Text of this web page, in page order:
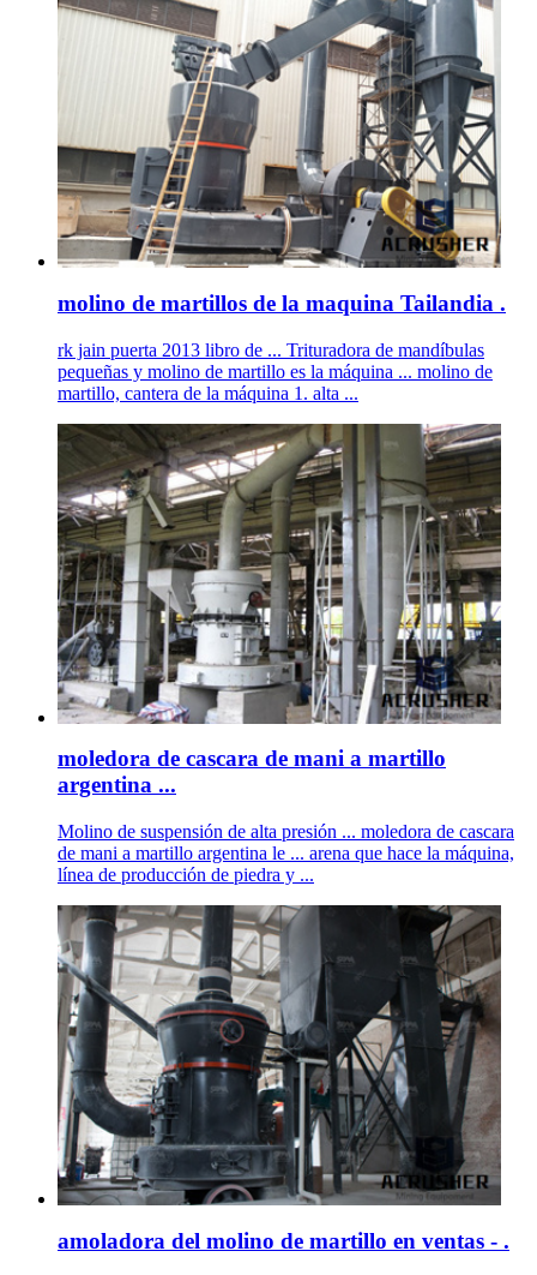
molino de martillos de la maquina Tailandia .
rk jain puerta 2013 libro de ... Trituradora de mandíbulas
pequeñas y molino de martillo es la máquina ... molino de
martillo, cantera de la máquina 1. alta ...
moledora de cascara de mani a martillo
argentina ...
Molino de suspensión de alta presión ... moledora de cascara
de mani a martillo argentina le ... arena que hace la máquina,
línea de producción de piedra y ...
amoladora del molino de martillo en ventas - .